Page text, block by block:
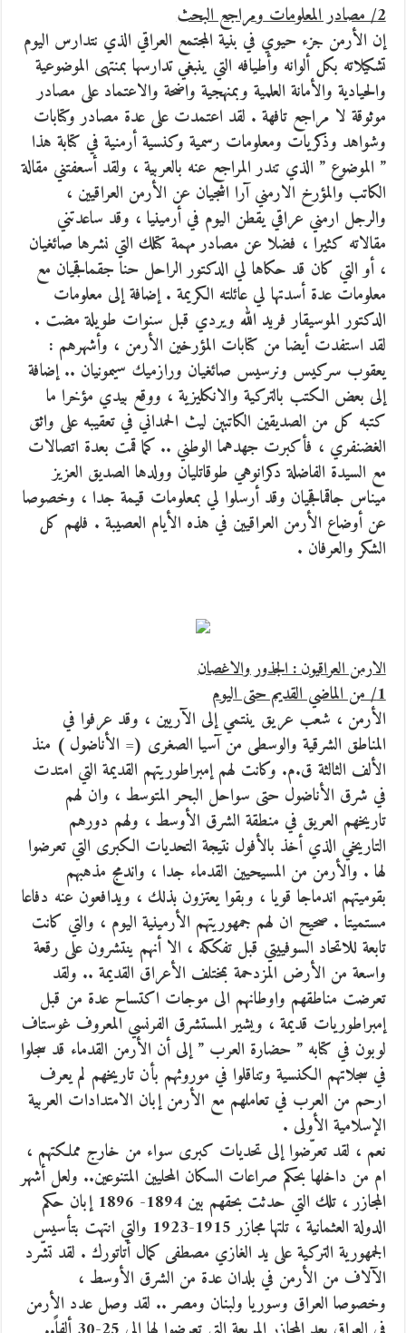
2/ مصادر المعلومات ومراجع البحث
إن الأرمن جزء حيوي في بنية المجتمع العراقي الذي نتدارس اليوم
تشكيلاته بكل ألوانه وأطيافه التي ينبغي تدارسها بمنتهى الموضوعية
والحيادية والأمانة العلمية وبمنهجية واضحة والاعتماد على مصادر
موثوقة لا مراجع تافهة . لقد اعتمدت على عدة مصادر وكتابات
وشواهد وذكريات ومعلومات رسمية وكنسية أرمنية في كتابة هذا
” الموضوع ” الذي تندر المراجع عنه بالعربية ، ولقد أسعفتني مقالة
الكاتب والمؤرخ الارمني آرا اشجيان عن الأرمن العراقيين ،
والرجل ارمني عراقي يقطن اليوم في أرمينيا ، وقد ساعدتني
مقالاته كثيرا ، فضلا عن مصادر مهمة كتلك التي نشرها صائغيان
، أو التي كان قد حكاها لي الدكتور الراحل حنا جقماقجيان مع
معلومات عدة أسدتها لي عائلته الكريمة . إضافة إلى معلومات
الدكتور الموسيقار فريد الله ويردي قبل سنوات طويلة مضت .
لقد استفدت أيضا من كتابات المؤرخين الأرمن ، وأشهرهم :
يعقوب سركيس ونرسيس صائغيان ورازميك سيمونيان .. إضافة
إلى بعض الكتب بالتركية والانكليزية ، ووقع بيدي مؤخرا ما
كتبه كل من الصديقين الكاتبين ليث الحمداني في تعقيبه على واثق
الغضنفري ، فأكبرت جهدهما الوطني .. كما قمت بعدة اتصالات
مع السيدة الفاضلة دكرانوهي طوقاتليان وولدها الصديق العزيز
ميناس جاقماقجيان وقد أرسلوا لي بمعلومات قيمة جدا ، وخصوصا
عن أوضاع الأرمن العراقيين في هذه الأيام العصيبة . فلهم كل
الشكر والعرفان .
الارمن العراقيون : الجذور والاغصان
1/ من الماضي القديم حتى اليوم
الأرمن ، شعب عريق ينتمي إلى الآريين ، وقد عرفوا في
المناطق الشرقية والوسطى من آسيا الصغرى (= الأناضول ) منذ
الألف الثالثة ق.م. وكانت لهم إمبراطوريتهم القديمة التي امتدت
في شرق الأناضول حتى سواحل البحر المتوسط ، وان لهم
تاريخهم العريق في منطقة الشرق الأوسط ، ولهم دورهم
التاريخي الذي أخذ بالأفول نتيجة التحديات الكبرى التي تعرضوا
لها . والأرمن من المسيحيين القدماء جدا ، واندمج مذهبهم
بقوميتهم اندماجا قويا ، وبقوا يعتزون بذلك ، ويدافعون عنه دفاعا
مستميتا . صحيح ان لهم جمهوريتهم الأرمينية اليوم ، والتي كانت
تابعة للاتحاد السوفييتي قبل تفككه ، الا أنهم ينتشرون على رقعة
واسعة من الأرض المزدحمة بمختلف الأعراق القديمة .. ولقد
تعرضت مناطقهم واوطانهم الى موجات اكتساح عدة من قبل
إمبراطوريات قديمة ، ويشير المستشرق الفرنسي المعروف غوستاف
لوبون في كتابه ” حضارة العرب ” إلى أن الأرمن القدماء قد سجلوا
في سجلاتهم الكنسية وتناقلوا في موروثهم بأن تاريخهم لم يعرف
ارحم من العرب في تعاملهم مع الأرمن إبان الامتدادات العربية
الإسلامية الأولى .
نعم ، لقد تعرّضوا إلى تحديات كبرى سواء من خارج مملكتهم ،
ام من داخلها بحكم صراعات السكان المحليين المتنوعين.. ولعل أشهر
المجازر ، تلك التي حدثت بحقهم بين 1894- 1896 إبان حكم
الدولة العثمانية ، تلتها مجازر 1915-1923 والتي انتهت بتأسيس
الجمهورية التركية على يد الغازي مصطفى كمال أتاتورك . لقد تشّرد
الآلاف من الأرمن في بلدان عدة من الشرق الأوسط ،
وخصوصا العراق وسوريا ولبنان ومصر .. لقد وصل عدد الأرمن